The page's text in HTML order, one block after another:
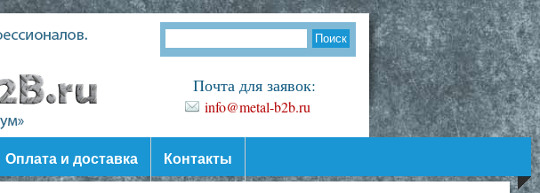
Почта для заявок:
info@metal-b2b.ru
Оплата и доставка Контакты